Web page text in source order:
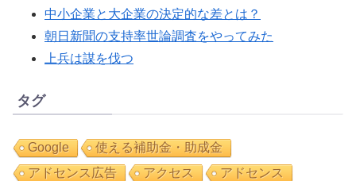
中小企業と大企業の決定的な差とは？
朝日新聞の支持率世論調査をやってみた
上兵は謀を伐つ
タグ
Google
使える補助金・助成金
アドセンス広告
アクセス
アドセンス